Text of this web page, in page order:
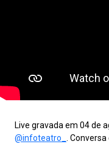
Live gravada em 04 de
@infoteatro_
.